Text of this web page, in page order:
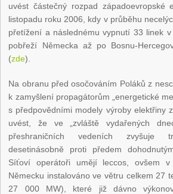
uvést částečný rozpad západoevropské
listopadu roku 2006, kdy v průběhu
přetížení a následnému vypnutí 33 linek
pobřeží Německa až po Bosnu-
(zde).
Na obranu před osočováním Poláků z
k zamyšlení propagátorům „energetické
s předpovědními modely výroby elektřiny
uvést, že ve „zvláště vydařených
přeshraničních vedeních zvyšuje
desetinásobně proti předem
Síťoví operátoři umějí leccos, ovšem
Německu instalováno ve větru celkem 27
27 000 MW), které již dávno